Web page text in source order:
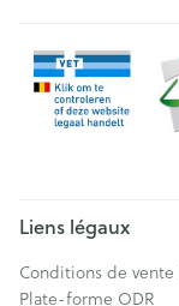
Liens légaux
Conditions de vente
Plate-forme ODR